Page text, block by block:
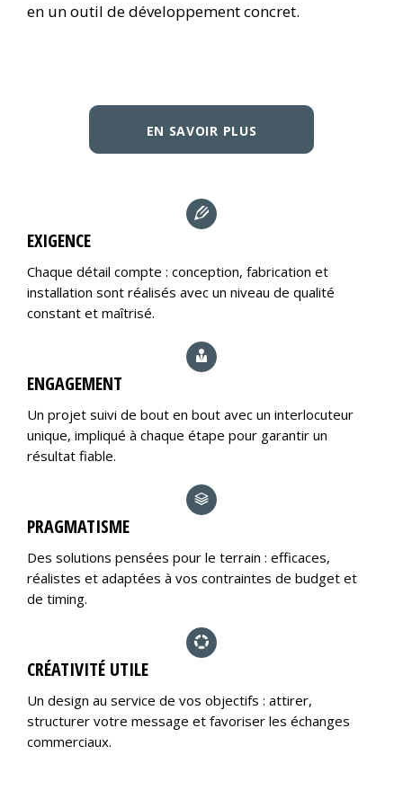
en un outil de développement concret.
EN SAVOIR PLUS
EXIGENCE
Chaque détail compte : conception, fabrication et
installation sont réalisés avec un niveau de qualité
constant et maîtrisé.
ENGAGEMENT
Un projet suivi de bout en bout avec un interlocuteur
unique, impliqué à chaque étape pour garantir un
résultat fiable.
PRAGMATISME
Des solutions pensées pour le terrain : efficaces,
réalistes et adaptées à vos contraintes de budget et
de timing.
CRÉATIVITÉ UTILE
Un design au service de vos objectifs : attirer,
structurer votre message et favoriser les échanges
commerciaux.